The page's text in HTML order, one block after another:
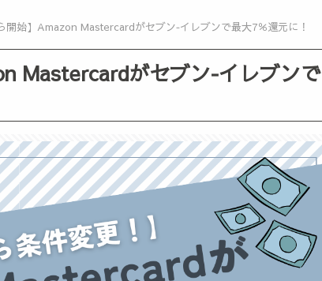
開始】Amazon Mastercardがセブン‐イレブンで最大7％還元に！
Mastercardがセブン‐イレブンで